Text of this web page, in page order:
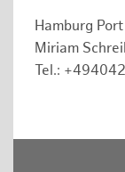
Hamburg
Miriam
Tel.: